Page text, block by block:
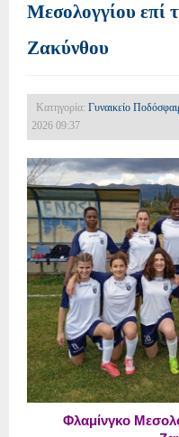
Μεσολογγίου επί
Ζακύνθου
Κατηγορία: Γυναικείο
2026 09:37
Φλαμίνγκο